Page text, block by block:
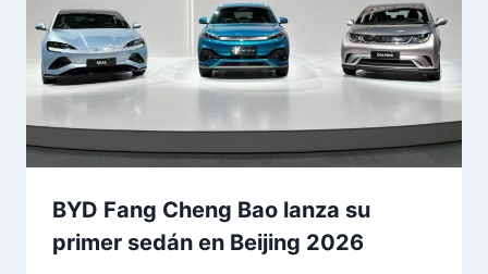
BYD Fang Cheng Bao lanza su
primer sedán en Beijing 2026